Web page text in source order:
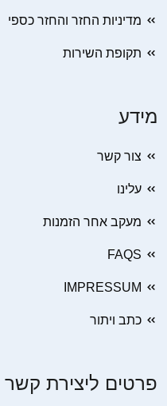
מדיניות החזר והחזר כספי
תקופת השירות
מידע
צור קשר
עלינו
מעקב אחר הזמנות
FAQS
IMPRESSUM
כתב ויתור
פרטים ליצירת קשר